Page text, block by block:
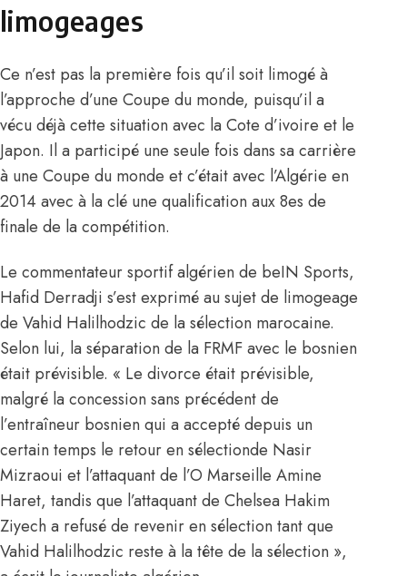
limogeages
Ce n’est pas la première fois qu’il soit limogé à
l’approche d’une Coupe du monde, puisqu’il a
vécu déjà cette situation avec la Cote d’ivoire et le
Japon. Il a participé une seule fois dans sa carrière
à une Coupe du monde et c’était avec l’Algérie en
2014 avec à la clé une qualification aux 8es de
finale de la compétition.
Le commentateur sportif algérien de beIN Sports,
Hafid Derradji s’est exprimé au sujet de limogeage
de Vahid Halilhodzic de la sélection marocaine.
Selon lui, la séparation de la FRMF avec le bosnien
était prévisible. « Le divorce était prévisible,
malgré la concession sans précédent de
l’entraîneur bosnien qui a accepté depuis un
certain temps le retour en sélectionde Nasir
Mizraoui et l’attaquant de l’O Marseille Amine
Haret, tandis que l’attaquant de Chelsea Hakim
Ziyech a refusé de revenir en sélection tant que
Vahid Halilhodzic reste à la tête de la sélection »,